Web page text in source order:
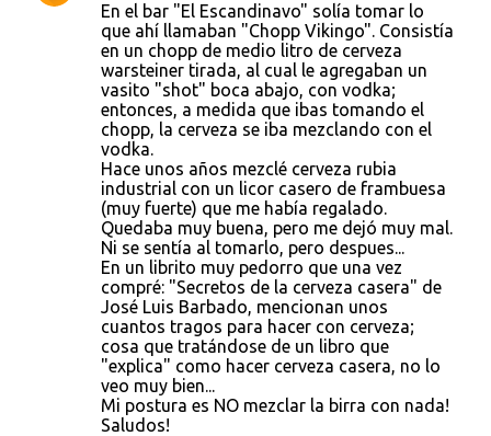
En el bar "El Escandinavo" solía tomar lo
que ahí llamaban "Chopp Vikingo". Consistía
en un chopp de medio litro de cerveza
warsteiner tirada, al cual le agregaban un
vasito "shot" boca abajo, con vodka;
entonces, a medida que ibas tomando el
chopp, la cerveza se iba mezclando con el
vodka.
Hace unos años mezclé cerveza rubia
industrial con un licor casero de frambuesa
(muy fuerte) que me había regalado.
Quedaba muy buena, pero me dejó muy mal.
Ni se sentía al tomarlo, pero despues...
En un librito muy pedorro que una vez
compré: "Secretos de la cerveza casera" de
José Luis Barbado, mencionan unos
cuantos tragos para hacer con cerveza;
cosa que tratándose de un libro que
"explica" como hacer cerveza casera, no lo
veo muy bien...
Mi postura es NO mezclar la birra con nada!
Saludos!